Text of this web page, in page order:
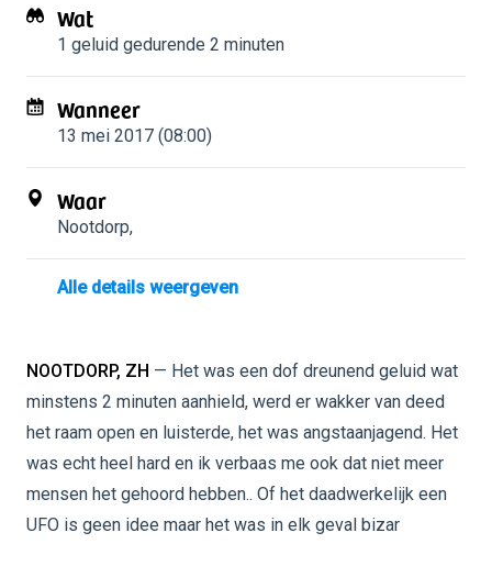
Wat
1 geluid gedurende 2 minuten
Wanneer
13 mei 2017 (08:00)
Waar
Nootdorp,
Alle details weergeven
NOOTDORP, ZH — Het was een dof dreunend geluid wat
minstens 2 minuten aanhield, werd er wakker van deed
het raam open en luisterde, het was angstaanjagend. Het
was echt heel hard en ik verbaas me ook dat niet meer
mensen het gehoord hebben.. Of het daadwerkelijk een
UFO is geen idee maar het was in elk geval bizar